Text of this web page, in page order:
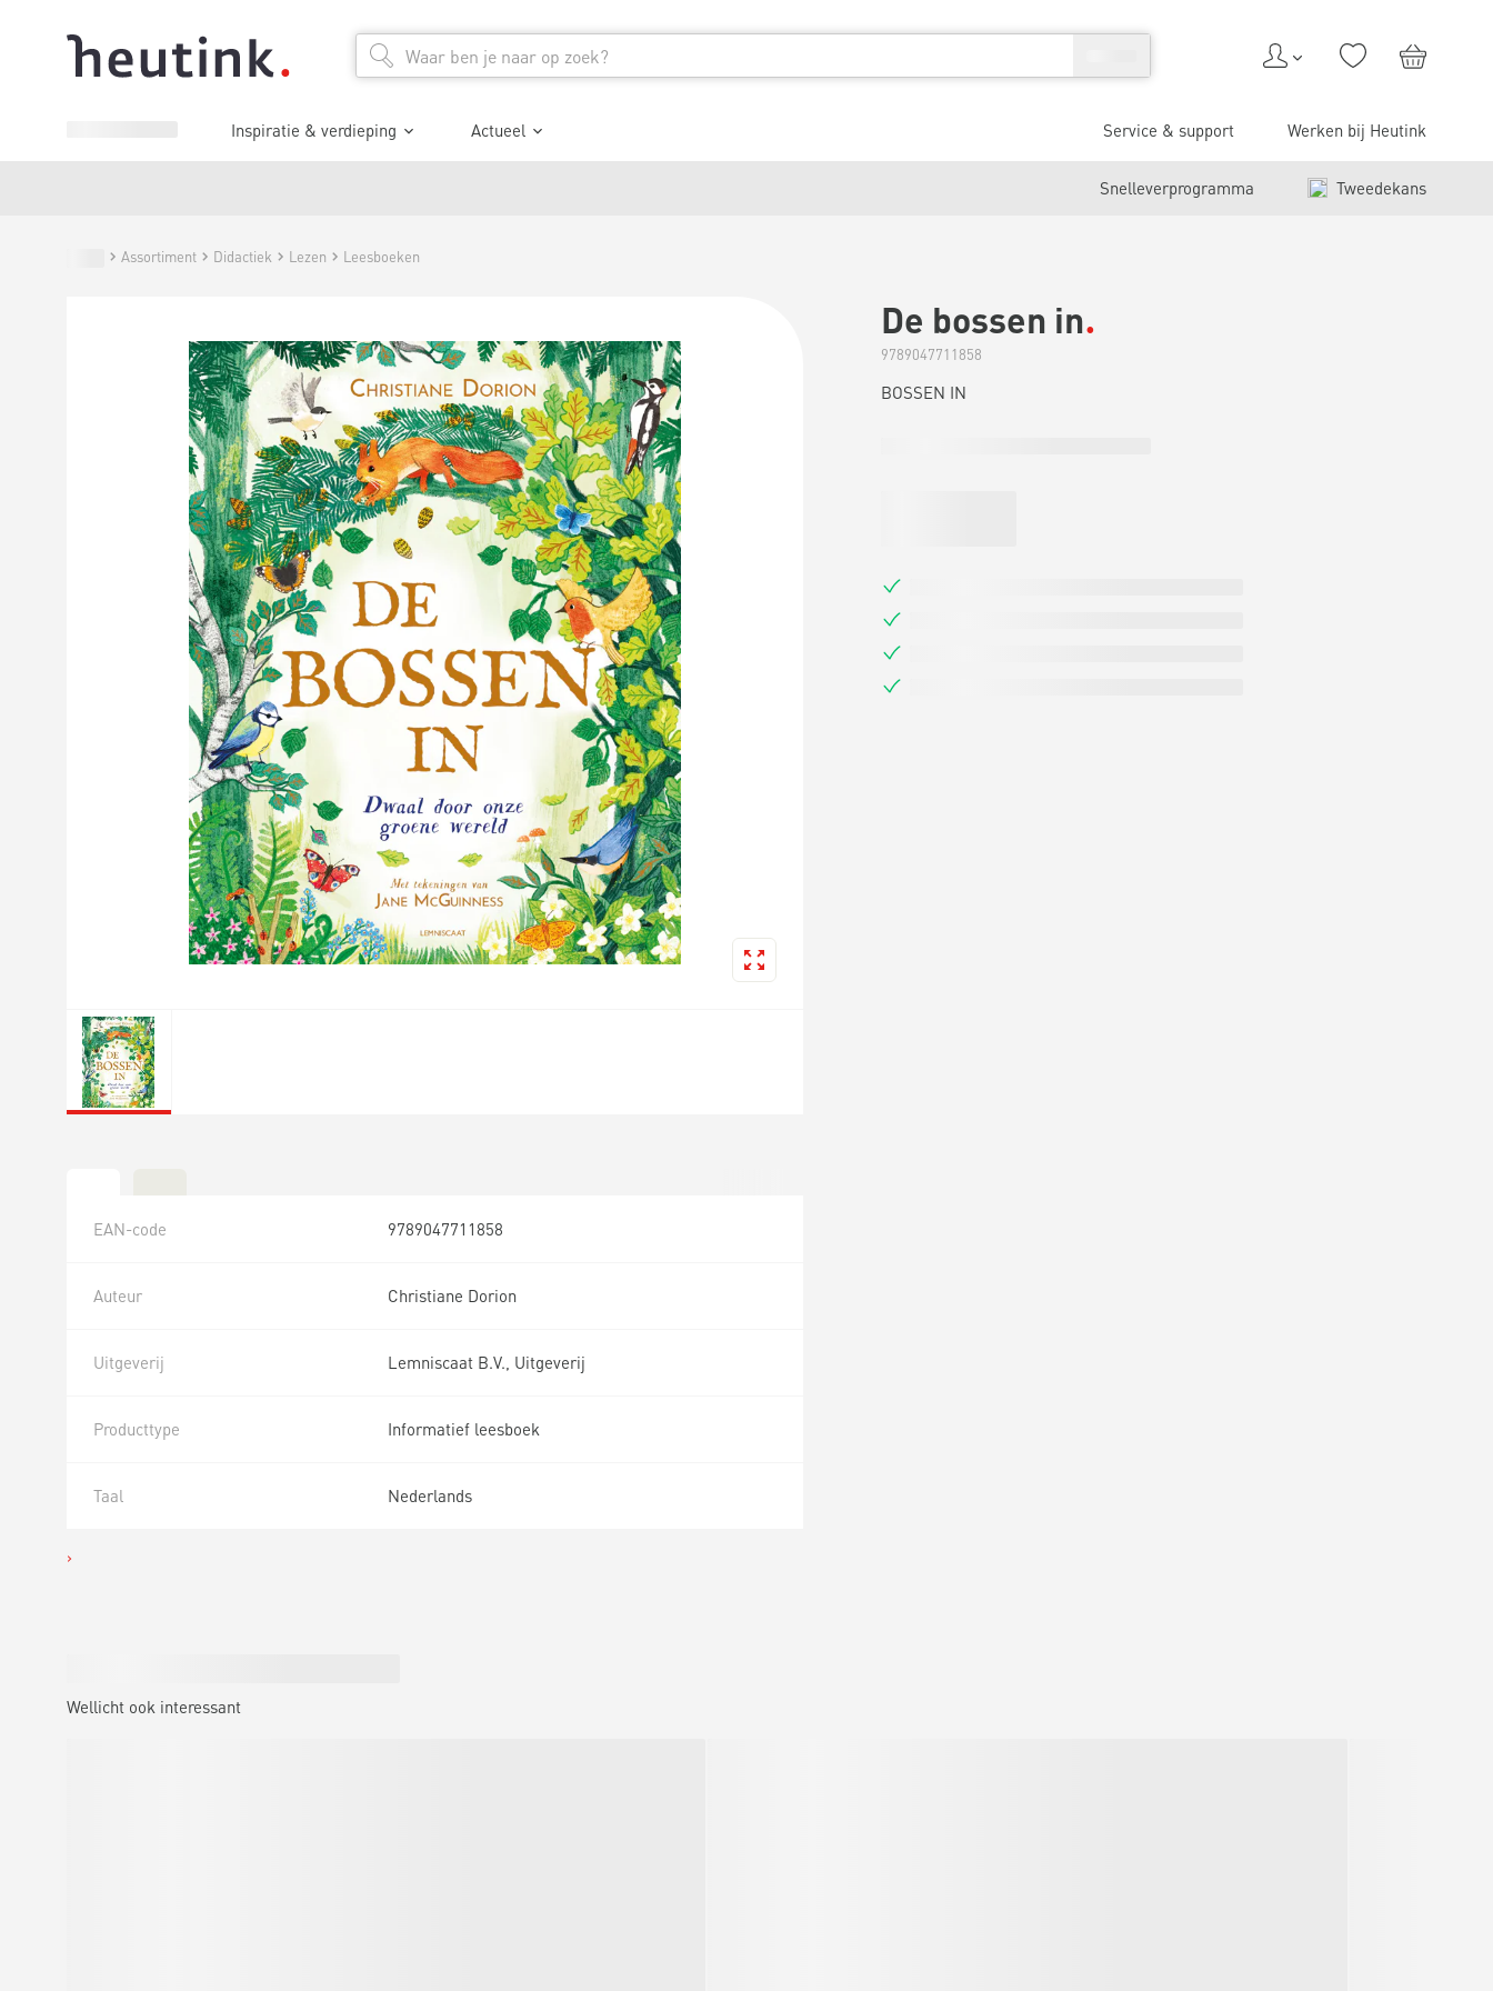
Inspiratie & verdieping Actueel Service & support Werken bij Heutink
Snelleverprogramma Tweedekans
Assortiment Didactiek Lezen Leesboeken
De bossen in
9789047711858
BOSSEN IN
EAN-code 9789047711858
Auteur Christiane Dorion
Uitgeverij Lemniscaat B.V., Uitgeverij
Producttype Informatief leesboek
Taal Nederlands
Wellicht ook interessant